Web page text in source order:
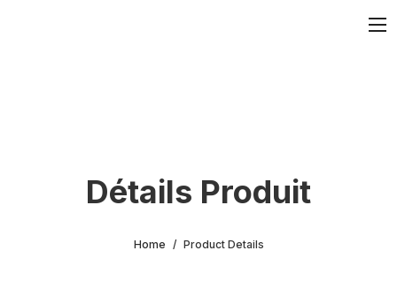
Détails Produit
Home Product Details